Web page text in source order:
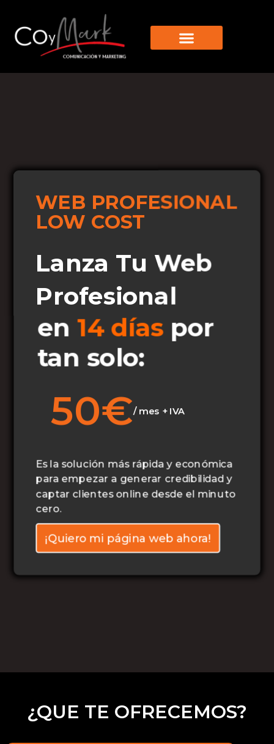
WEB PROFESIONAL
LOW COST
Lanza Tu Web
Profesional
en 14 díaspor
tan solo:
50€/ mes + IVA
Es la solución más rápida y económica
para empezar a generar credibilidad y
captar clientes online desde el minuto
cero.
¡Quiero mi página web ahora!
¿QUE TE OFRECEMOS?